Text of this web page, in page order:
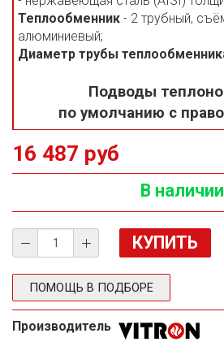
Теплообменник - 2 трубный,
алюминиевый;
Диаметр трубы
Подводы
по умолчанию с
16 487 руб
В наличии
ПОМОЩЬ В ПОДБОРЕ
Производитель